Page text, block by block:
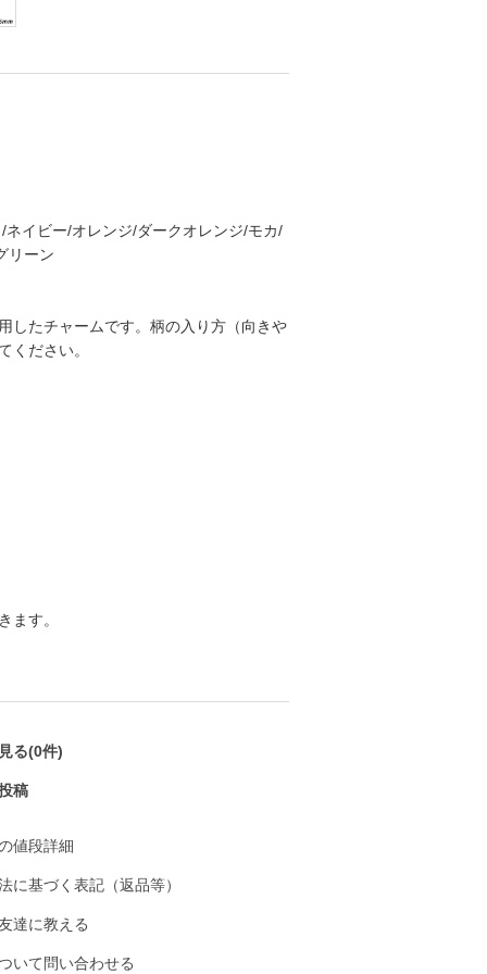
イビー/オレンジ/ダークオレンジ/モカ/
リーン
したチャームです。柄の入り方（向きや
ください。
ます。
る(0件)
稿
値段詳細
に基づく表記（返品等）
達に教える
いて問い合わせる